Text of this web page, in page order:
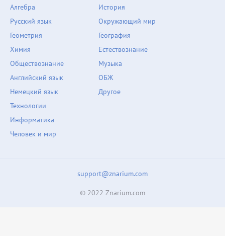
Алгебра
Русский язык
Геометрия
Химия
История
Окружающий мир
География
Естествознание
Обществознание
Английский язык
Немецкий язык
Технологии
Информатика
Человек и мир
Музыка
ОБЖ
Другое
© 2022 Znarium.com
support@znarium.com